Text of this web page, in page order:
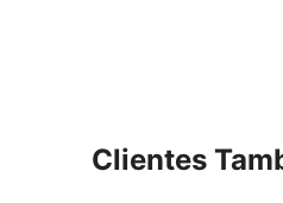
Clientes